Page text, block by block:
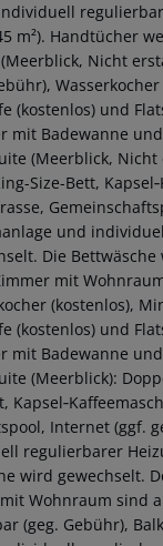
m²). Handtücher
Nicht
(kostenlos) und
Badewanne
(Meerblick,
Size-Bett,
und
Die
mit
(kostenlos),
(kostenlos) und
Badewanne
(Meerblick):
Internet (ggf.
regulierbarer
wird gewechselt.
Wohnraum sind
(geg. Gebühr),